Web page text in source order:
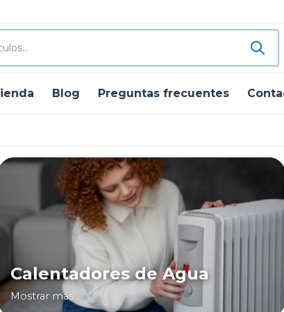
Blog Preguntas frecuentes
Calentadores de Agua
Mostrar más